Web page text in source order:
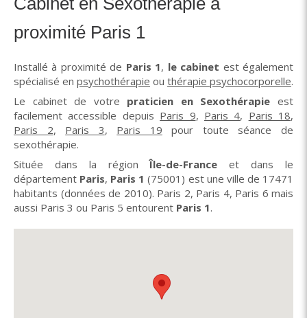
proximité Paris 1
Installé à proximité de Paris 1, le cabinet est également
spécialisé en psychothérapie ou thérapie psychocorporelle.
Le cabinet de votre praticien en Sexothérapie est
facilement accessible depuis Paris 9, Paris 4, Paris 18,
Paris 2, Paris 3, Paris 19 pour toute séance de
sexothérapie.
Située dans la régionÎle-de-France et dans le
département Paris, Paris 1 (75001) est une ville de 17471
habitants (données de 2010). Paris 2, Paris 4, Paris 6 mais
aussi Paris 3 ou Paris 5 entourent Paris 1.